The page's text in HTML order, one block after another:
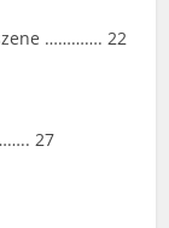
…………. 22
27